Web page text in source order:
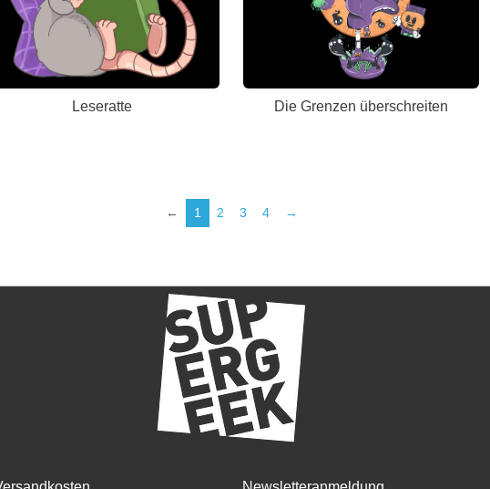
Leseratte Die Grenzen überschreiten
← 1 2 3 4 →